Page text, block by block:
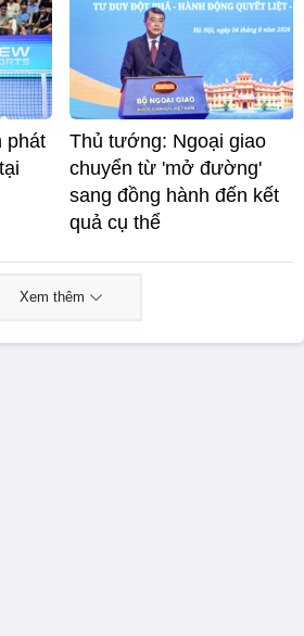
phát
Thủ tướng: Ngoại giao
chuyển từ 'mở đường'
sang đồng hành đến kết
quả cụ thể
Xem thêm